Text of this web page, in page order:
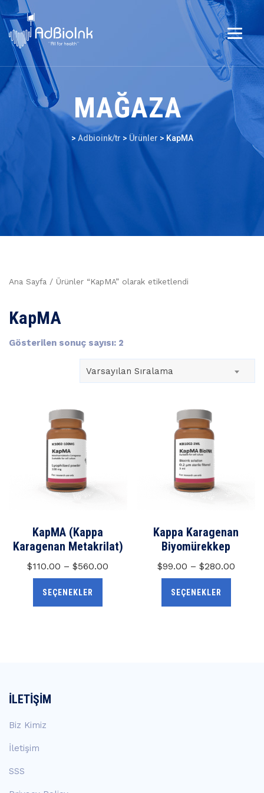
MAĞAZA
> Adbioink/tr > Ürünler > KapMA
Ana Sayfa / Ürünler “KapMA” olarak etiketlendi
KapMA
Gösterilen sonuç sayısı: 2
Varsayılan Sıralama
KapMA (Kappa
Karagenan Metakrilat)
$110.00 –$560.00
SEÇENEKLER
Kappa Karagenan
Biyomürekkep
$99.00 – $280.00
SEÇENEKLER
İLETIŞIM
Biz Kimiz
İletişim
SSS